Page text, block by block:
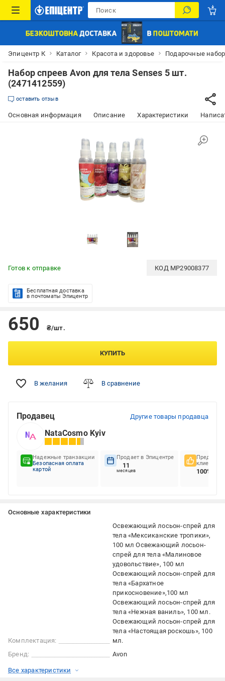
Эпицентр К Каталог Красота и здоровье Подарочные
Набор спреев Avon для тела Senses 5 шт.
(2471412559)
оставить отзыв
Основная информация Описание Характеристики
Готов к отправке КОД MP29008377
Бесплатная доставка
в почтоматы Эпицентр
650 ₴/шт.
КУПИТЬ
В желания В сравнение
Продавец Другие товары продавца
NataCosmo Kyiv
Надежные транзакции
Безопасная оплата
картой
Продает в Эпицентре
11
месяцев
клиентов
100%
Основные характеристики
Комплектация:
Освежающий лосьон-спрей для
тела «Мексиканские тропики»,
100 мл Освежающий лосьон-
спрей для тела «Малиновое
удовольствие», 100 мл
Освежающий лосьон-спрей для
тела «Бархатное
прикосновение»,100 мл
Освежающий лосьон-спрей для
тела «Нежная ваниль», 100 мл.
Освежающий лосьон-спрей для
тела «Настоящая роскошь», 100
мл.
Бренд:
Avon
Все характеристики